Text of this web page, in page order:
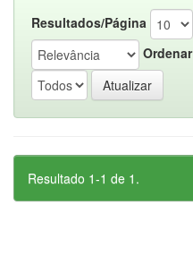
Resultados/Página
Ordenar
Resultado 1-1 de 1.